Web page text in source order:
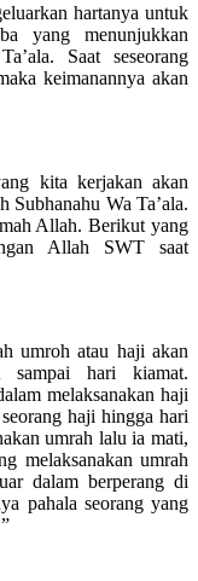
hartanya untuk
yang menunjukkan
Saat seseorang
keimanannya akan
kita kerjakan akan
Subhanahu Wa Ta’ala.
Allah. Berikut yang
Allah SWT saat
umroh atau haji akan
sampai hari kiamat.
melaksanakan haji
haji hingga hari
umrah lalu ia mati,
melaksanakan umrah
dalam berperang di
pahala seorang yang